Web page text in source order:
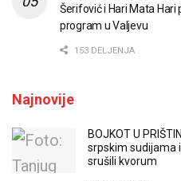
Šerifović i Hari Mata
program u Valjevu
153 DELJENJA
Najnovije
BOJKOT U
srpskim sudijama
srušili kvorum